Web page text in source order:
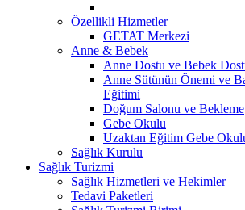
Özellikli Hizmetler
GETAT Merkezi
Anne & Bebek
Anne Dostu ve Bebek
Anne Sütünün Önemi ve
Eğitimi
Doğum Salonu ve Bekleme
Gebe Okulu
Uzaktan Eğitim Gebe
Sağlık Kurulu
Sağlık Turizmi
Sağlık Hizmetleri ve Hekimler
Tedavi Paketleri